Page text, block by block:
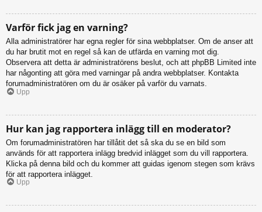
Varför fick jag en varning?
Alla administratörer har egna regler för sina webbplatser. Om de anser att
du har brutit mot en regel så kan de utfärda en varning mot dig.
Observera att detta är administratörens beslut, och att phpBB Limited inte
har någonting att göra med varningar på andra webbplatser. Kontakta
forumadministratören om du är osäker på varför du varnats.
Upp
Hur kan jag rapportera inlägg till en moderator?
Om forumadministratören har tillåtit det så ska du se en bild som
används för att rapportera inlägg bredvid inlägget som du vill rapportera.
Klicka på denna bild och du kommer att guidas igenom stegen som krävs
för att rapportera inlägget.
Upp